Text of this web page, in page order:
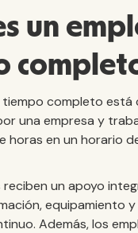
un
tiempo completo
una empresa y
horas en un horario
un apoyo
equipamiento
Además, los